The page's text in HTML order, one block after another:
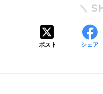
ポスト シェア